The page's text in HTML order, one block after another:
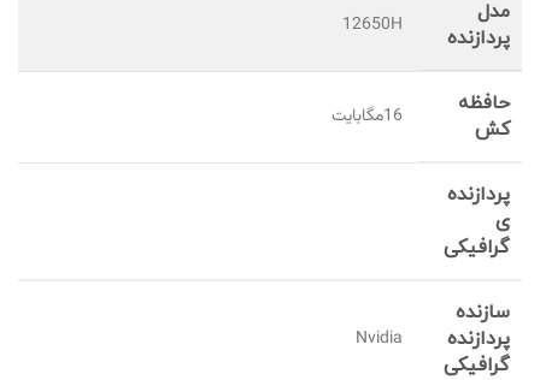
مدل
پردازنده
12650H
حافظه
کش
16مگابایت
پردازنده
ی
گرافیکی
سازنده
پردازنده
گرافیکی
Nvidia